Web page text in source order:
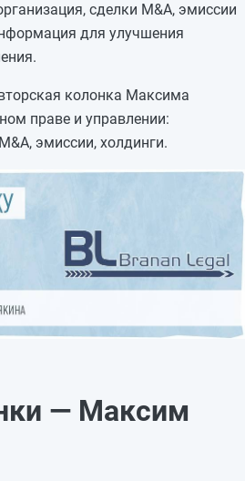
сделки M&A, эмиссии
для улучшения
колонка Максима
праве и управлении:
эмиссии, холдинги.
— Максим